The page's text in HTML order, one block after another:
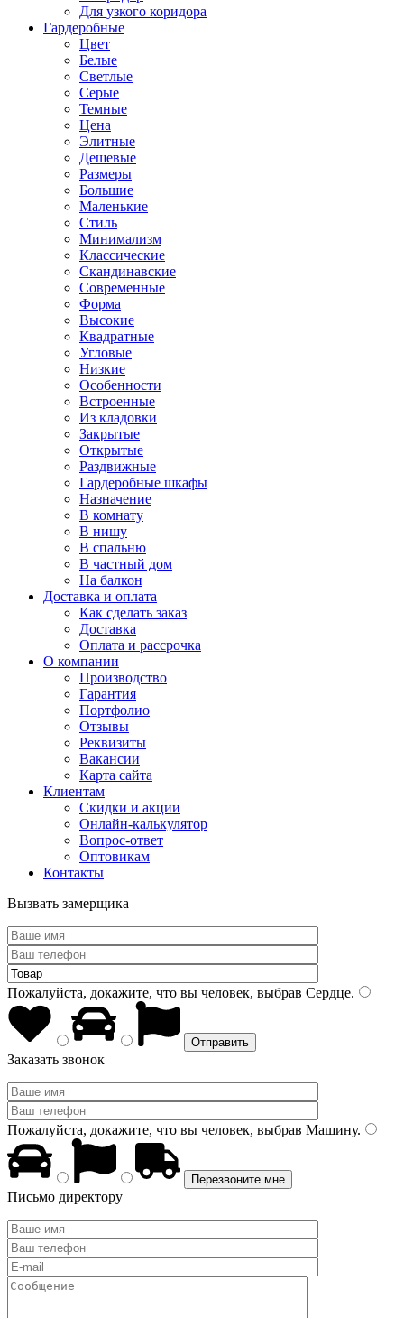
Для узкого коридора
Гардеробные
Цвет
Белые
Светлые
Серые
Темные
Цена
Элитные
Дешевые
Размеры
Большие
Маленькие
Стиль
Минимализм
Классические
Скандинавские
Современные
Форма
Высокие
Квадратные
Угловые
Низкие
Особенности
Встроенные
Из кладовки
Закрытые
Открытые
Раздвижные
Гардеробные шкафы
Назначение
В комнату
В нишу
В спальню
В частный дом
На балкон
Доставка и оплата
Как сделать заказ
Доставка
Оплата и рассрочка
О компании
Производство
Гарантия
Портфолио
Отзывы
Реквизиты
Вакансии
Карта сайта
Клиентам
Скидки и акции
Онлайн-калькулятор
Вопрос-ответ
Оптовикам
Контакты
Вызвать замерщика
Пожалуйста, докажите, что вы человек, выбрав Сердце.
Заказать звонок
Пожалуйста, докажите, что вы человек, выбрав Машину.
Письмо директору